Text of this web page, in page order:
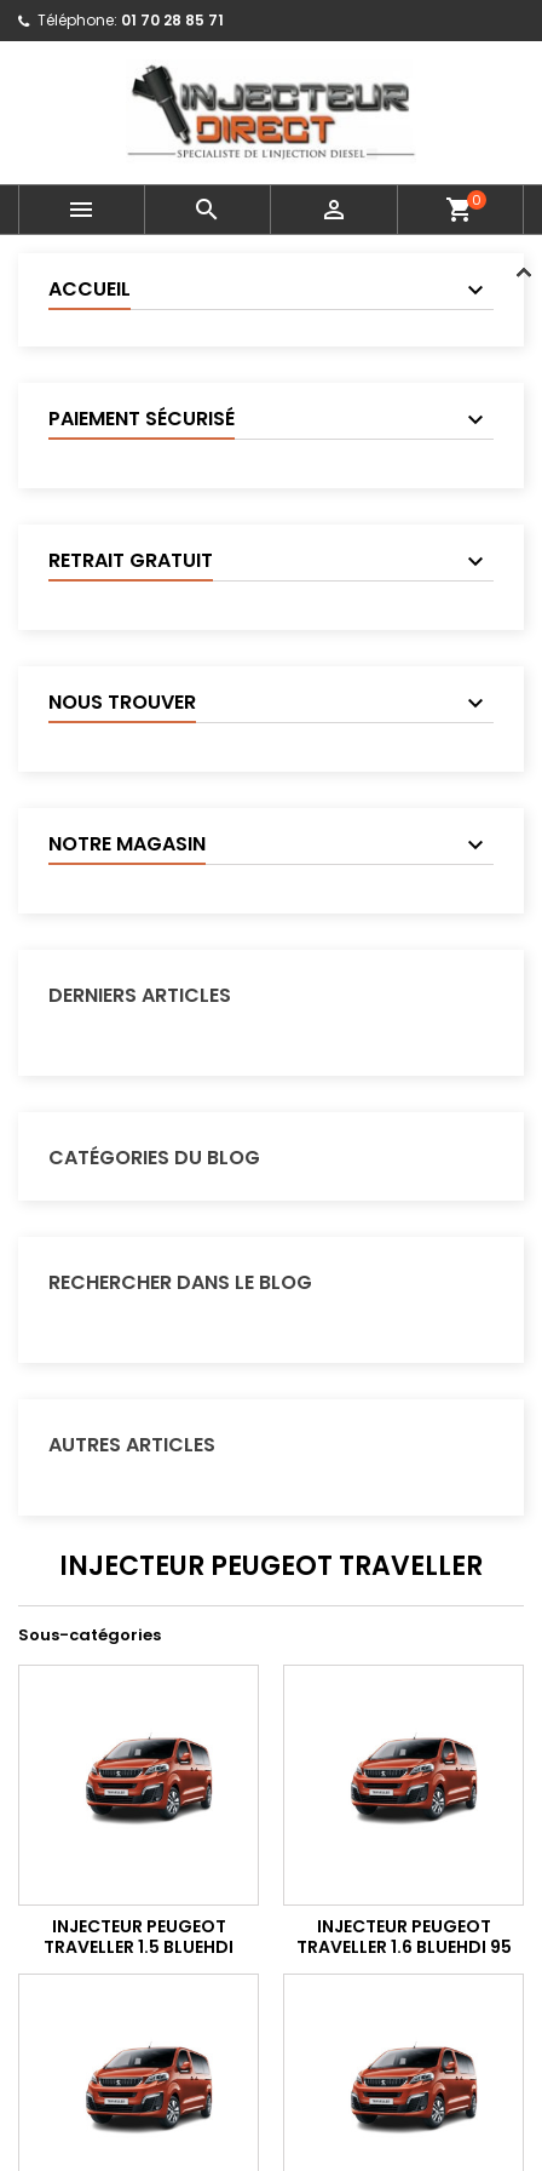
Téléphone: 01 70 28 85 71
   shopping_cart0
ACCUEIL
PAIEMENT SÉCURISÉ
RETRAIT GRATUIT
NOUS TROUVER
NOTRE MAGASIN
DERNIERS ARTICLES
CATÉGORIES DU BLOG
RECHERCHER DANS LE BLOG
AUTRES ARTICLES
INJECTEUR PEUGEOT TRAVELLER
Sous-catégories
INJECTEUR PEUGEOT
TRAVELLER 1.5 BLUEHDI
INJECTEUR PEUGEOT
TRAVELLER 1.6 BLUEHDI 95